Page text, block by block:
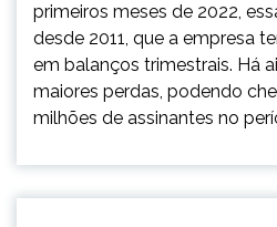
primeiros meses de 2022,
desde 2011, que a empresa
em balanços trimestrais. Há
maiores perdas, podendo
milhões de assinantes no